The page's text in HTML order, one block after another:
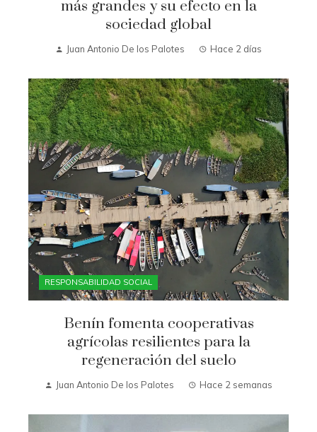
más grandes y su efecto en la
sociedad global
Juan Antonio De los Palotes Hace 2 días
RESPONSABILIDAD SOCIAL
Benín fomenta cooperativas
agrícolas resilientes para la
regeneración del suelo
Juan Antonio De los Palotes Hace 2 semanas